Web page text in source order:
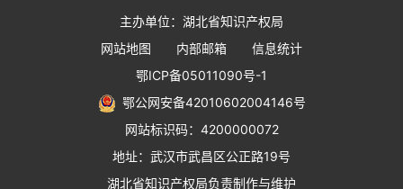
主办单位：湖北省知识产权局
网站地图
内部邮箱
信息统计
鄂ICP备05011090号-1
鄂公网安备42010602004146号
网站标识码：4200000072
地址：武汉市武昌区公正路19号
湖北省知识产权局负责制作与维护